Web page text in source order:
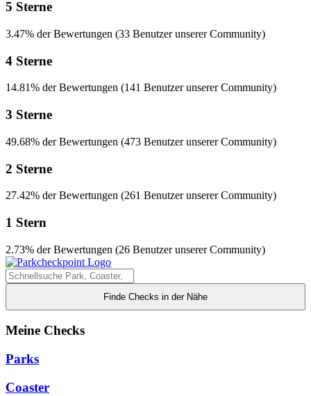
5 Sterne
3.47% der Bewertungen (33 Benutzer unserer Community)
4 Sterne
14.81% der Bewertungen (141 Benutzer unserer Community)
3 Sterne
49.68% der Bewertungen (473 Benutzer unserer Community)
2 Sterne
27.42% der Bewertungen (261 Benutzer unserer Community)
1 Stern
2.73% der Bewertungen (26 Benutzer unserer Community)
Finde Checks in der Nähe
Meine Checks
Parks
Coaster